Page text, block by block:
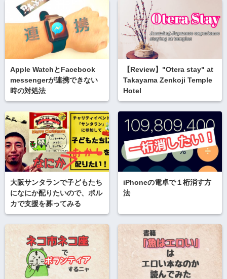
Apple WatchとFacebook
messengerが連携できない
時の対処法
【Review】"Otera stay" at
Takayama Zenkoji Temple
Hotel
大阪サンタランで子どもたち
になにか配りたいので、ポル
カで支援を募ってみる
iPhoneの電卓で１桁消す方
法